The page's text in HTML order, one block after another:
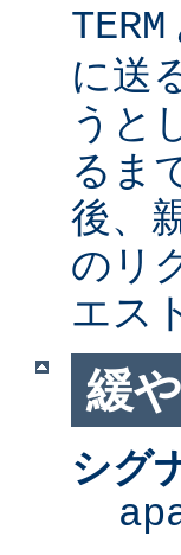
TERM
に送
うと
るま
後、
のリ
エス
緩
シグ